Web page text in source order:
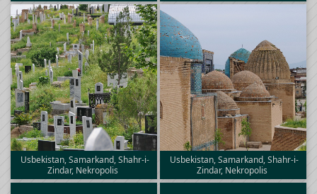
Usbekistan, Samarkand, Shahr-i-
Zindar, Nekropolis
Usbekistan, Samarkand, Shahr-i-
Zindar, Nekropolis